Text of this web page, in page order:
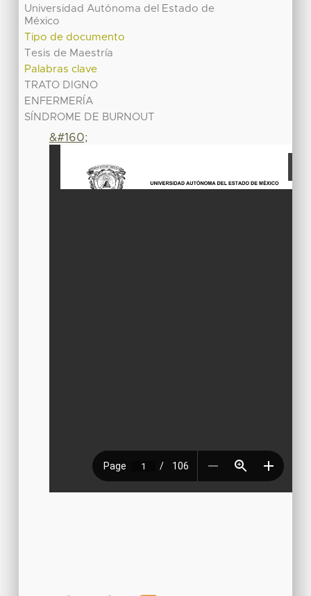
Universidad Autónoma del Estado de
México
Tipo de documento
Tesis de Maestría
Palabras clave
TRATO DIGNO
ENFERMERÍA
SÍNDROME DE BURNOUT
&#160;